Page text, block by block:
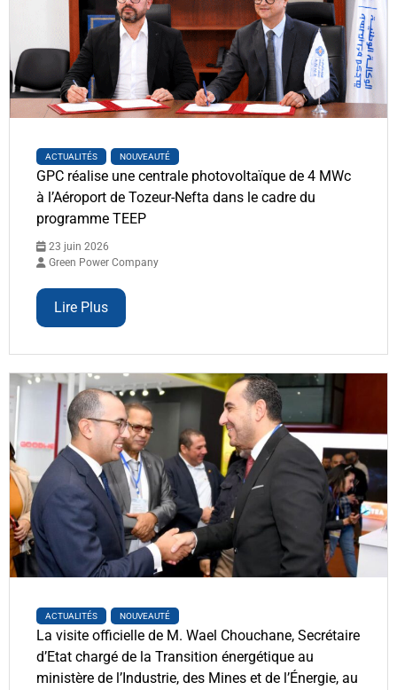
ACTUALITÉS NOUVEAUTÉ
GPC réalise une centrale photovoltaïque de 4 MWc
à l’Aéroport de Tozeur-Nefta dans le cadre du
programme TEEP
23 juin 2026
Green Power Company
Lire Plus
ACTUALITÉS NOUVEAUTÉ
La visite officielle de M. Wael Chouchane, Secrétaire
d’Etat chargé de la Transition énergétique au
ministère de l’Industrie, des Mines et de l’Énergie, au